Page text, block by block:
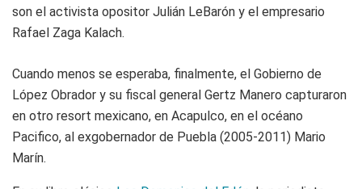
son el activista opositor Julián LeBarón y el empresario
Rafael Zaga Kalach.
Cuando menos se esperaba, finalmente, el Gobierno de
López Obrador y su fiscal general Gertz Manero capturaron
en otro resort mexicano, en Acapulco, en el océano
Pacifico, al exgobernador de Puebla (2005-2011) Mario
Marín.